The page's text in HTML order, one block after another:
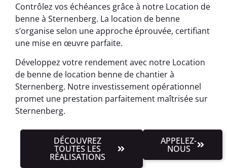
Contrôlez vos échéances grâce à notre Location de
benne à Sternenberg. La location de benne
s’organise selon une approche éprouvée, certifiant
une mise en œuvre parfaite.
Développez votre rendement avec notre Location
de benne de location benne de chantier à
Sternenberg. Notre investissement opérationnel
promet une prestation parfaitement maîtrisée sur
Sternenberg.
DÉCOUVREZ
TOUTES LES
RÉALISATIONS
APPELEZ-
NOUS